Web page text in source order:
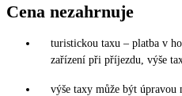
Cena nezahrnuje
turistickou taxu – platba v
zařízení při příjezdu, výše
výše taxy může být